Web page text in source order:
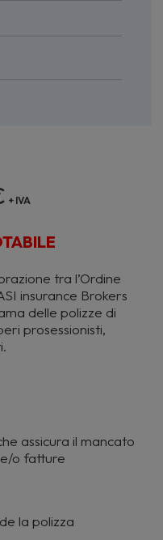
+ IVA
tra l’Ordine
insurance Brokers
delle polizze di
prosessionisti,
assicura il mancato
o fatture
la polizza